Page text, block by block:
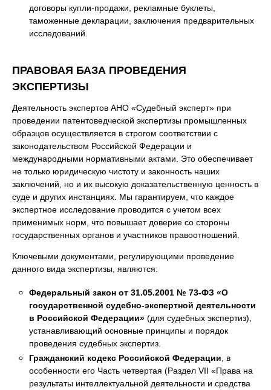
договоры купли-продажи, рекламные буклеты,
таможенные декларации, заключения предварительных
исследований.
ПРАВОВАЯ БАЗА ПРОВЕДЕНИЯ
ЭКСПЕРТИЗЫ
Деятельность экспертов АНО «Судебный эксперт» при
проведении патентоведческой экспертизы промышленных
образцов осуществляется в строгом соответствии с
законодательством Российской Федерации и
международными нормативными актами. Это обеспечивает
не только юридическую чистоту и законность наших
заключений, но и их высокую доказательственную ценность в
суде и других инстанциях. Мы гарантируем, что каждое
экспертное исследование проводится с учетом всех
применимых норм, что повышает доверие со стороны
государственных органов и участников правоотношений.
Ключевыми документами, регулирующими проведение
данного вида экспертизы, являются:
Федеральный закон от 31.05.2001 № 73-ФЗ «О
государственной судебно-экспертной деятельности
в Российской Федерации» (для судебных экспертиз),
устанавливающий основные принципы и порядок
проведения судебных экспертиз.
Гражданский кодекс Российской Федерации, в
особенности его Часть четвертая (Раздел VII «Права на
результаты интеллектуальной деятельности и средства